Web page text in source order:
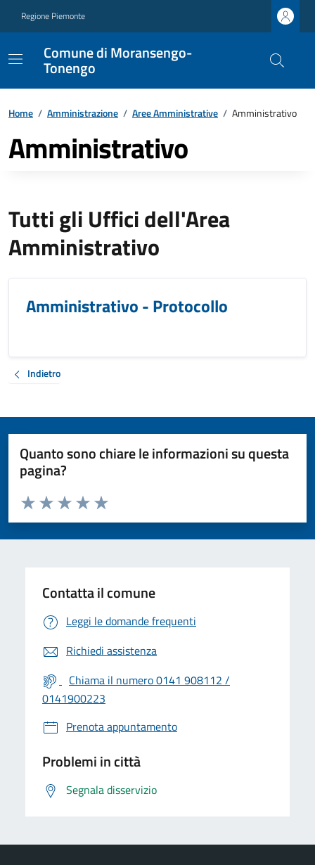
Regione Piemonte
Comune di Moransengo-
Tonengo
Home / Amministrazione / Aree Amministrative / Amministrativo
Amministrativo
Tutti gli Uffici dell'Area
Amministrativo
Amministrativo - Protocollo
Indietro
Quanto sono chiare le informazioni su questa
pagina?
Valuta da 1 a 5 stelle la pagina
Valuta 5 stelle su 5
Valuta 4 stelle su 5
Valuta 3 stelle su 5
Valuta 2 stelle su 5
Valuta 1 stelle su 5
Contatta il comune
Leggi le domande frequenti
Richiedi assistenza
Chiama il numero 0141 908112 /
0141900223
Prenota appuntamento
Problemi in città
Segnala disservizio